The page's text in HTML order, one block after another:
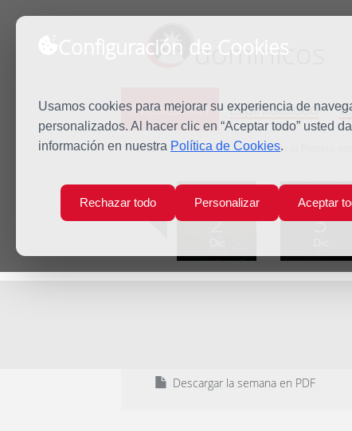
Configuración de Cookies
Usamos cookies para mejorar su experiencia de
personalizados. Al hacer clic en “Aceptar todo” usted
información en nuestra Política de Cookies.
Rechazar todo Personalizar Aceptar
dominicos
Predicación Espiritualidad
Inicio Predicación Miércoles de la Primera
Lun
2
Mar
3
Descargar la semana en PDF